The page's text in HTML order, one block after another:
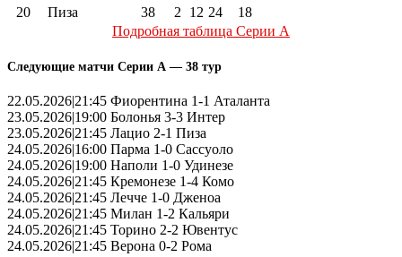
20
Пиза 38 2 12 24
18
Подробная таблица Серии А
Следующие матчи Серии А — 38 тур
22.05.2026|21:45 Фиорентина 1-1 Аталанта
23.05.2026|19:00 Болонья 3-3 Интер
23.05.2026|21:45 Лацио 2-1 Пиза
24.05.2026|16:00 Парма 1-0 Сассуоло
24.05.2026|19:00 Наполи 1-0 Удинезе
24.05.2026|21:45 Кремонезе 1-4 Комо
24.05.2026|21:45 Лечче 1-0 Дженоа
24.05.2026|21:45 Милан 1-2 Кальяри
24.05.2026|21:45 Торино 2-2 Ювентус
24.05.2026|21:45 Верона 0-2 Рома